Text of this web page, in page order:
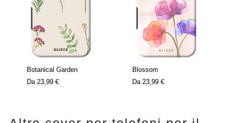
Botanical Garden
Da 23,99 €
Blossom
Da 23,99 €